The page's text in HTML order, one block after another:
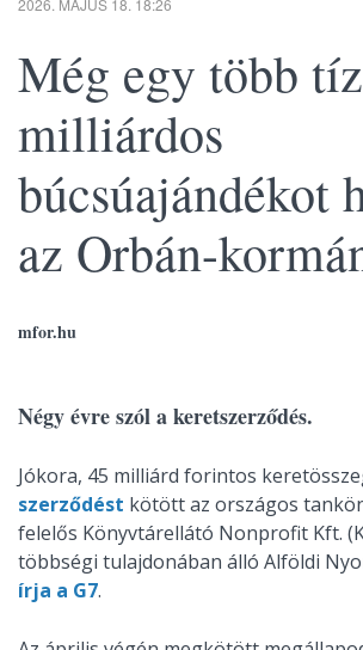
2026. MÁJUS 18. 18:26
Még egy több tíz
milliárdos
búcsúajándékot
az Orbán-
mfor.hu
Négy évre szól a keretszerződés.
Jókora, 45 milliárd forintos
szerződést kötött az országos
felelős Könyvtárellátó Nonprofit Kft.
többségi tulajdonában álló Alföldi
írja a G7.